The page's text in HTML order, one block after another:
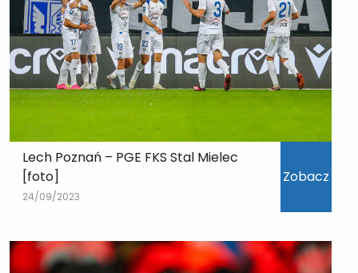
Lech Poznań – PGE FKS Stal Mielec
[foto]
24/09/2023
Zobacz